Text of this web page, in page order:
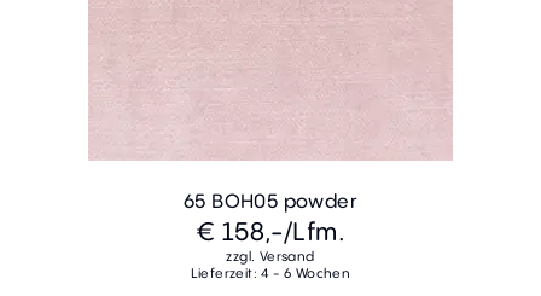
65 BOH05 powder
€ 158,-/Lfm.
zzgl. Versand
Lieferzeit: 4 - 6 Wochen